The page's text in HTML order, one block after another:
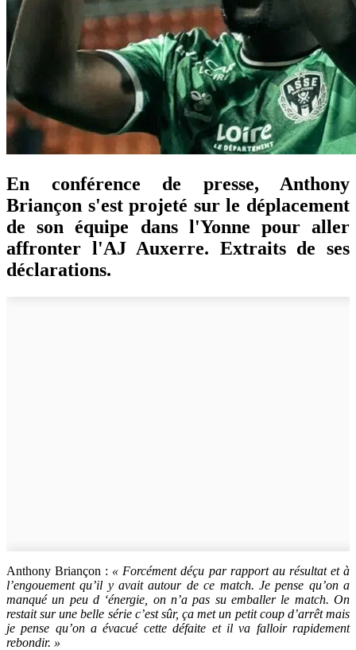
En conférence de presse, Anthony
Briançon s'est projeté sur le déplacement
de son équipe dans l'Yonne pour aller
affronter l'AJ Auxerre. Extraits de ses
déclarations.
Anthony Briançon : « Forcément déçu par rapport au résultat et à
l’engouement qu’il y avait autour de ce match. Je pense qu’on a
manqué un peu d ‘énergie, on n’a pas su emballer le match. On
restait sur une belle série c’est sûr, ça met un petit coup d’arrêt mais
je pense qu’on a évacué cette défaite et il va falloir rapidement
rebondir. »